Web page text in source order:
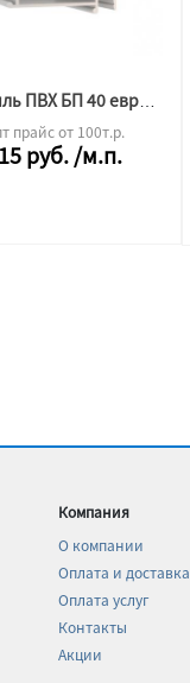
прайс от 100т.р.
руб./м.п.
Компания
О компании
Оплата и доставка
Оплата услуг
Контакты
Акции